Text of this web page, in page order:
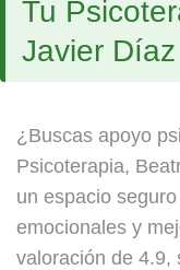
Tu
Javier Díaz
¿Buscas apoyo
Psicoterapia,
un espacio
emocionales y
valoración de 4.9,